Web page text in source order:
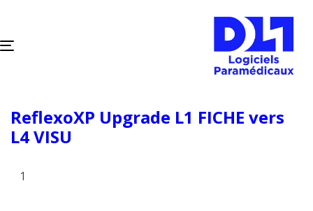
TOGGLE
ReflexoXP Upgrade L1 FICHE vers
L4 VISU